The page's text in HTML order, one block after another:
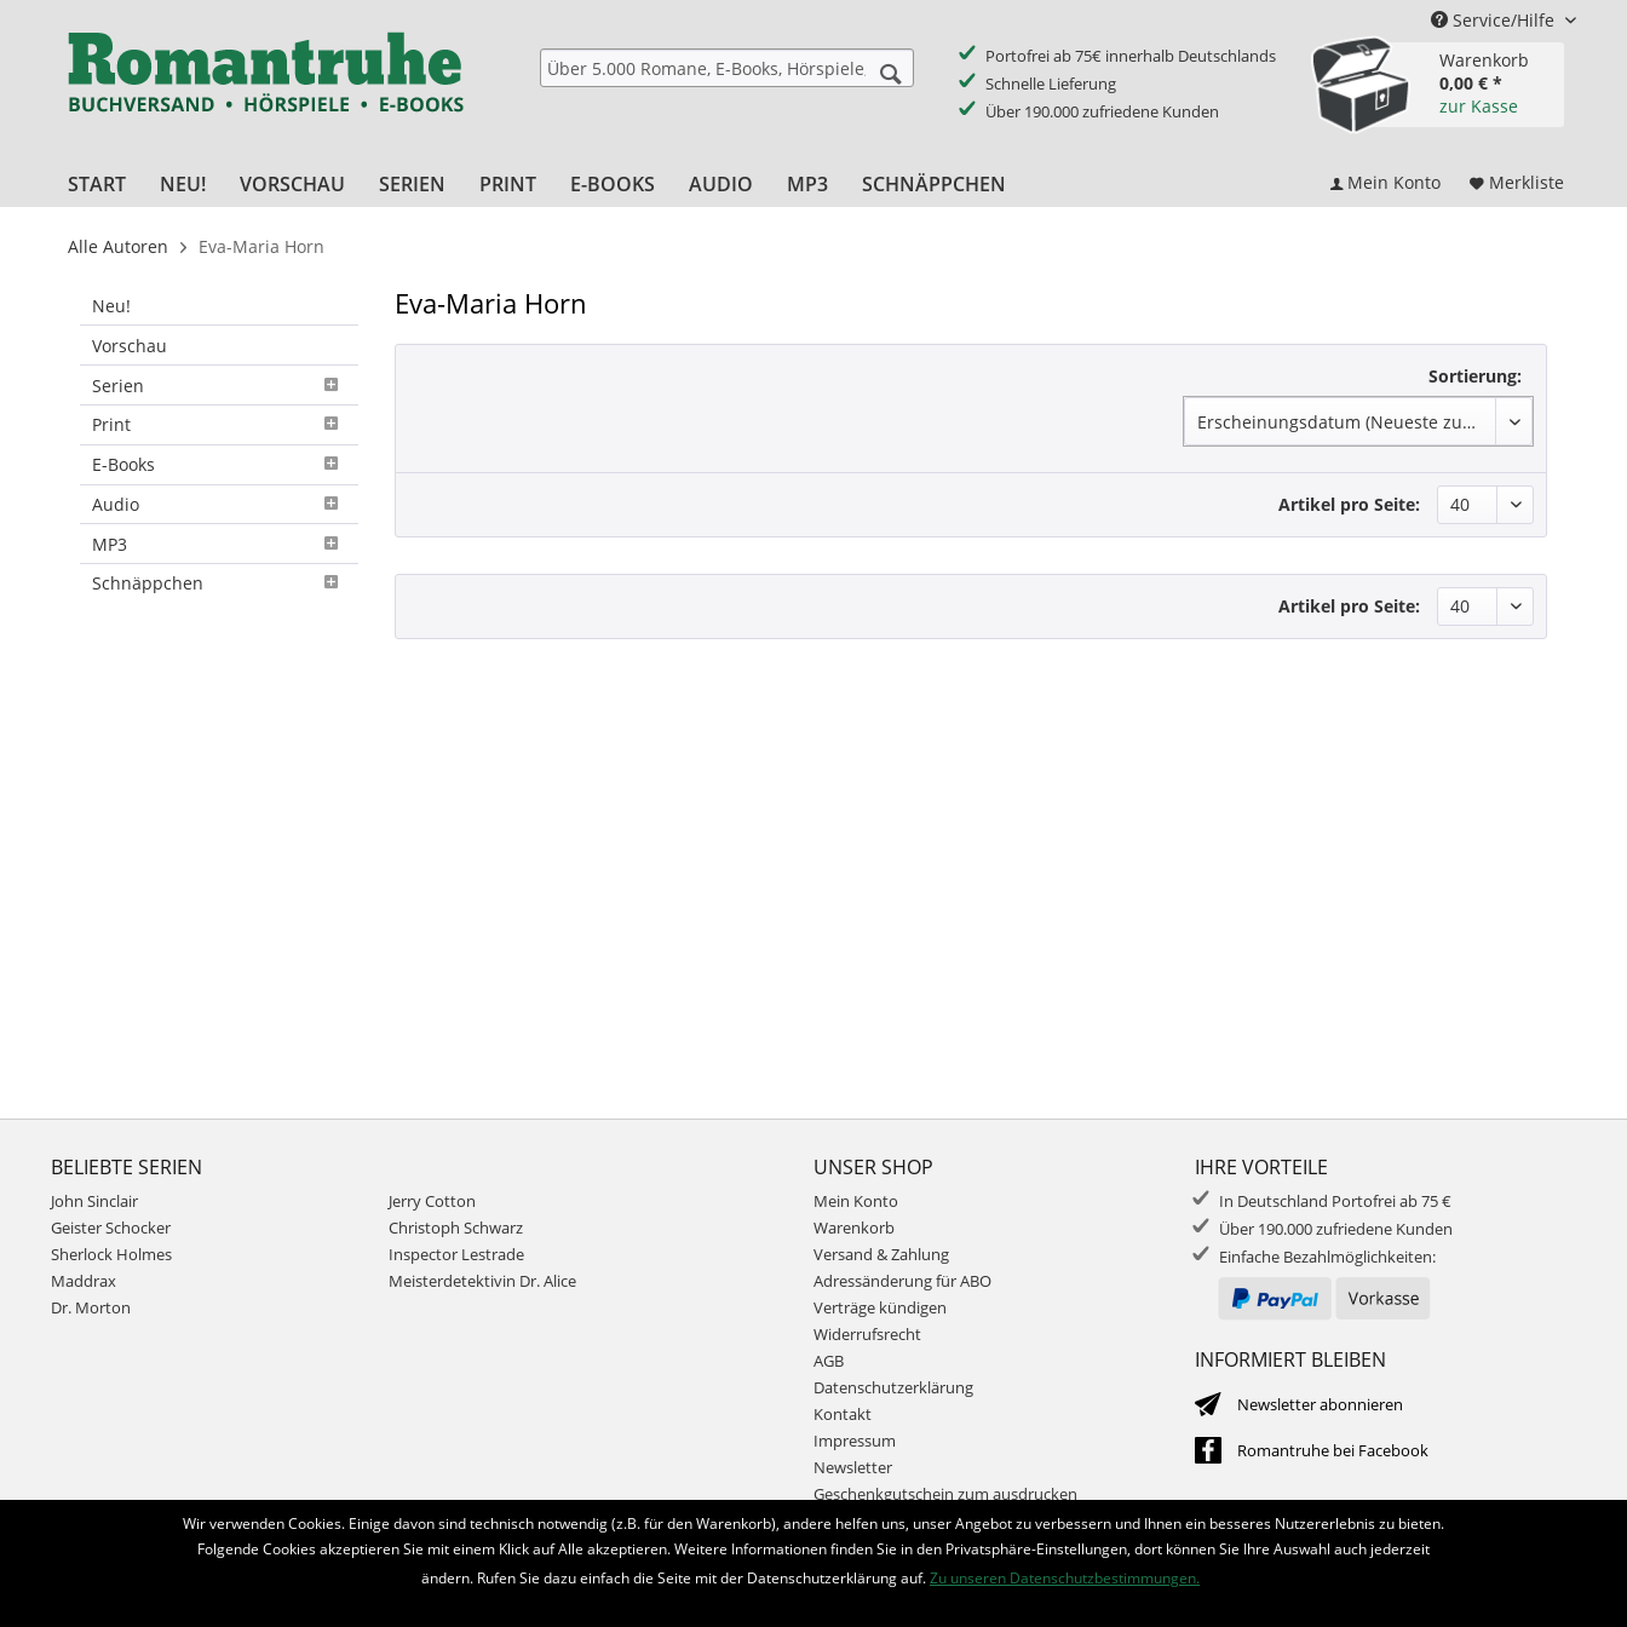
Service/Hilfe
Portofrei ab 75€ innerhalb Deutschlands
Schnelle Lieferung
Über 190.000 zufriedene Kunden
Warenkorb
0,00 € *
zur Kasse
START NEU! VORSCHAU SERIEN PRINT E-BOOKS AUDIO MP3 SCHNÄPPCHEN Mein Konto Merkliste
Alle Autoren Eva-Maria Horn
Neu!
Vorschau
Serien
Print
E-Books
Audio
MP3
Schnäppchen
Eva-Maria Horn
Sortierung:
Artikel pro Seite:
Artikel pro Seite:
BELIEBTE SERIEN
John Sinclair
Geister Schocker
Sherlock Holmes
Maddrax
Dr. Morton
Jerry Cotton
Christoph Schwarz
Inspector Lestrade
Meisterdetektivin Dr. Alice
UNSER SHOP
Mein Konto
Warenkorb
Versand & Zahlung
Adressänderung für ABO
Verträge kündigen
Widerrufsrecht
AGB
Datenschutzerklärung
Kontakt
Impressum
Newsletter
Geschenkgutschein zum ausdrucken
IHRE VORTEILE
In Deutschland Portofrei ab 75 €
Über 190.000 zufriedene Kunden
Einfache Bezahlmöglichkeiten:
INFORMIERT BLEIBEN
Newsletter abonnieren
Romantruhe bei Facebook
Bestellung widerrufen
Wir verwenden Cookies. Einige davon sind technisch notwendig (z.B. für den Warenkorb), andere helfen uns, unser Angebot zu verbessern und Ihnen ein besseres Nutzererlebnis zu bieten.
Folgende Cookies akzeptieren Sie mit einem Klick auf Alle akzeptieren. Weitere Informationen finden Sie in den Privatsphäre-Einstellungen, dort können Sie Ihre Auswahl auch jederzeit
ändern. Rufen Sie dazu einfach die Seite mit der Datenschutzerklärung auf.Zu unseren Datenschutzbestimmungen.